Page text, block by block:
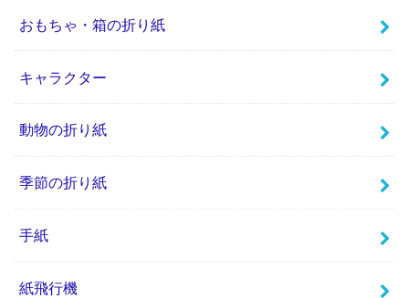
おもちゃ・箱の折り紙
キャラクター
動物の折り紙
季節の折り紙
手紙
紙飛行機